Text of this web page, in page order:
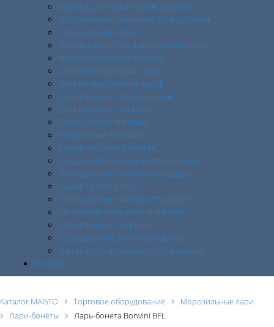
Витрина для кондитерских изделий
Обслуживание торгового оборудования
Оборудование Арнег
Мерчандайзинг продуктового магазина
Купить продуктовый магазин
Цена на холодильный шкаф
Цена на морозильный шкаф
Цена торгового оборудования
Цена на проект магазина
Бизнес проект магазина
Зонирование магазина
Дизайн магазина в Москве
Продажа оборудования для магазина
Оборудование торговых площадей
Дизайн проект кафе
Оборудование магазина "Продукты"
Как открыть продуктовый магазин
Открыть бизнес в кризис
Оборудование для супермаркета
Торговое оборудование для магазина
Контакты
Каталог MAGTO Торговое оборудованиe
Морозильные лари
Лари-бонеты
Ларь-бонета Bonvini BFL